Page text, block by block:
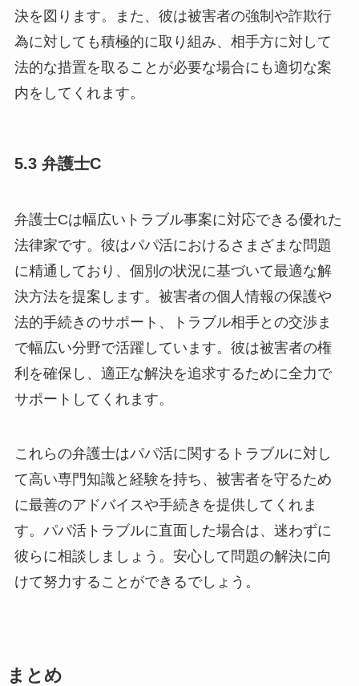
決を図ります。また、彼は被害者の強制や詐欺行
為に対しても積極的に取り組み、相手方に対して
法的な措置を取ることが必要な場合にも適切な案
内をしてくれます。
5.3 弁護士C
弁護士Cは幅広いトラブル事案に対応できる優れた
法律家です。彼はパパ活におけるさまざまな問題
に精通しており、個別の状況に基づいて最適な解
決方法を提案します。被害者の個人情報の保護や
法的手続きのサポート、トラブル相手との交渉ま
で幅広い分野で活躍しています。彼は被害者の権
利を確保し、適正な解決を追求するために全力で
サポートしてくれます。
これらの弁護士はパパ活に関するトラブルに対し
て高い専門知識と経験を持ち、被害者を守るため
に最善のアドバイスや手続きを提供してくれま
す。パパ活トラブルに直面した場合は、迷わずに
彼らに相談しましょう。安心して問題の解決に向
けて努力することができるでしょう。
まとめ